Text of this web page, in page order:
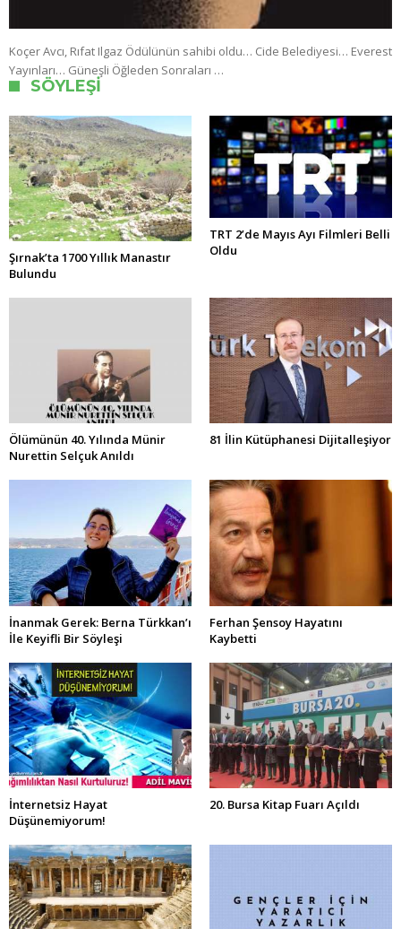
Koçer Avcı, Rıfat Ilgaz Ödülünün sahibi oldu… Cide Belediyesi… Everest
Yayınları… Güneşli Öğleden Sonraları …
SÖYLEŞI
Şırnak’ta 1700 Yıllık Manastır
Bulundu
TRT 2’de Mayıs Ayı Filmleri Belli
Oldu
Ölümünün 40. Yılında Münir
Nurettin Selçuk Anıldı
81 İlin Kütüphanesi Dijitalleşiyor
İnanmak Gerek: Berna Türkkan’ı
İle Keyifli Bir Söyleşi
Ferhan Şensoy Hayatını
Kaybetti
İnternetsiz Hayat
Düşünemiyorum!
20. Bursa Kitap Fuarı Açıldı